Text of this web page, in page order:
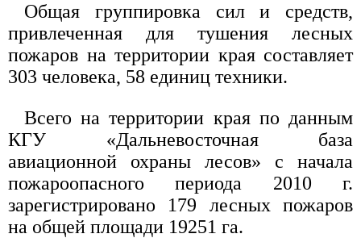
Общая группировка сил и средств,
привлеченная для тушения лесных
пожаров на территории края составляет
303 человека, 58 единиц техники.
Всего на территории края по данным
КГУ «Дальневосточная база
авиационной охраны лесов» с начала
пожароопасного периода 2010 г.
зарегистрировано 179 лесных пожаров
на общей площади 19251 га.